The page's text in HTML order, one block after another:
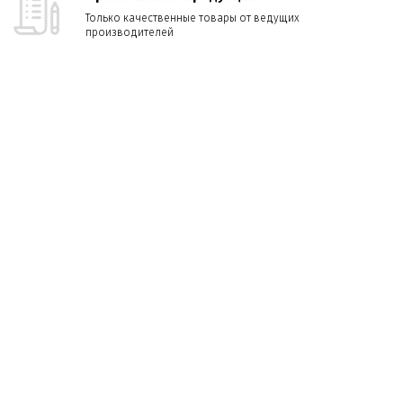
Только качественные товары от ведущих
производителей